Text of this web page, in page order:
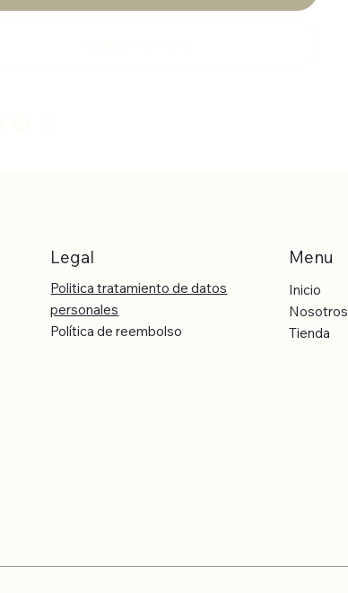
Legal
Politica tratamiento de datos
personales
Política de reembolso
Menu
Inicio
Nosotros
Tienda